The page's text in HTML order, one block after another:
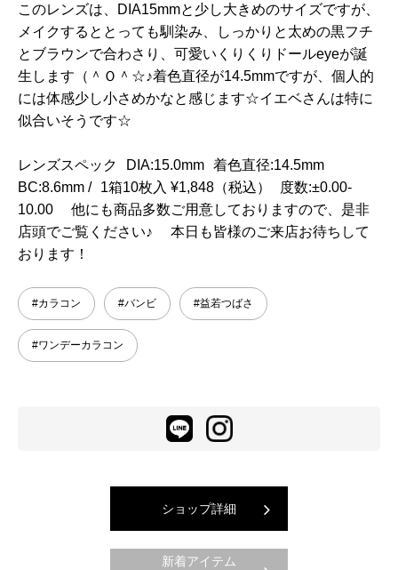
このレンズは、DIA15mmと少し大きめのサイズですが、
メイクするととっても馴染み、しっかりと太めの黒フチ
とブラウンで合わさり、可愛いくりくりドールeyeが誕
生します（＾Ｏ＾☆♪着色直径が14.5mmですが、個人的
には体感少し小さめかなと感じます☆イエベさんは特に
似合いそうです☆
レンズスペック DIA:15.0mm 着色直径:14.5mm
BC:8.6mm / 1箱10枚入 ¥1,848（税込） 度数:±0.00-
10.00 他にも商品多数ご用意しておりますので、是非
店頭でご覧ください♪ 本日も皆様のご来店お待ちして
おります！
#カラコン #バンビ #益若つばさ
#ワンデーカラコン
ショップ詳細
新着アイテム